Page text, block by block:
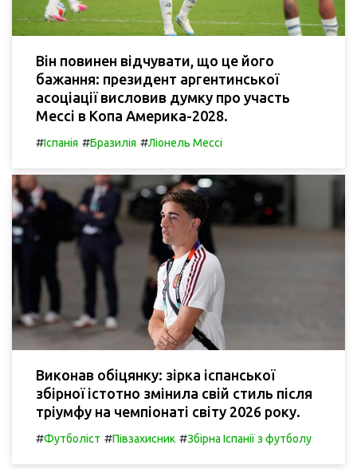
Він повинен відчувати, що це його
бажання: президент аргентинської
асоціації висловив думку про участь
Мессі в Копа Америка-2028.
#Іспанія #Бразилія #Ліонель Мессі
Виконав обіцянку: зірка іспанської
збірної істотно змінила свій стиль після
тріумфу на чемпіонаті світу 2026 року.
#Футболіст #Півзахисник #Збірна Іспанії з футболу